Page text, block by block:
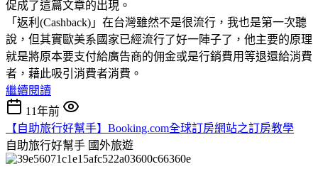
促成了這篇文章的出現。
「返利(Cashback)」在台灣雖然不是很流行，我也是第一次聽
說，但其實歐美系國家已經流行了好一陣子了，他主要的原理
就是將原本要支付給廣告商的佣金或是行銷費用等退還給消費
者，藉此吸引消費者消費。
繼續閱讀
11年前
【自助旅行好幫手】Booking.com全球訂房網站之訂房教學
自助旅行好幫手 國外旅遊